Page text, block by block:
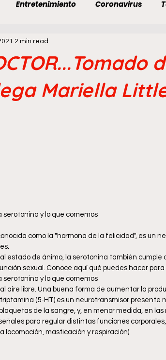
Entretenimiento Coronavirus
Ojo Al Día
título Categoría sin título
Mariella
2 min read
y lo que comemos
como la "hormona de la felicidad", es un
estado de ánimo, la serotonina también cumple
sexual. Conoce aquí qué puedes hacer
y lo que comemos
aire libre. Una buena forma de aumentar la
(5-HT) es un neurotransmisor
de la sangre, y, en menor medida, en las
para regular distintas funciones corporales,
locomoción, masticación y respiración).